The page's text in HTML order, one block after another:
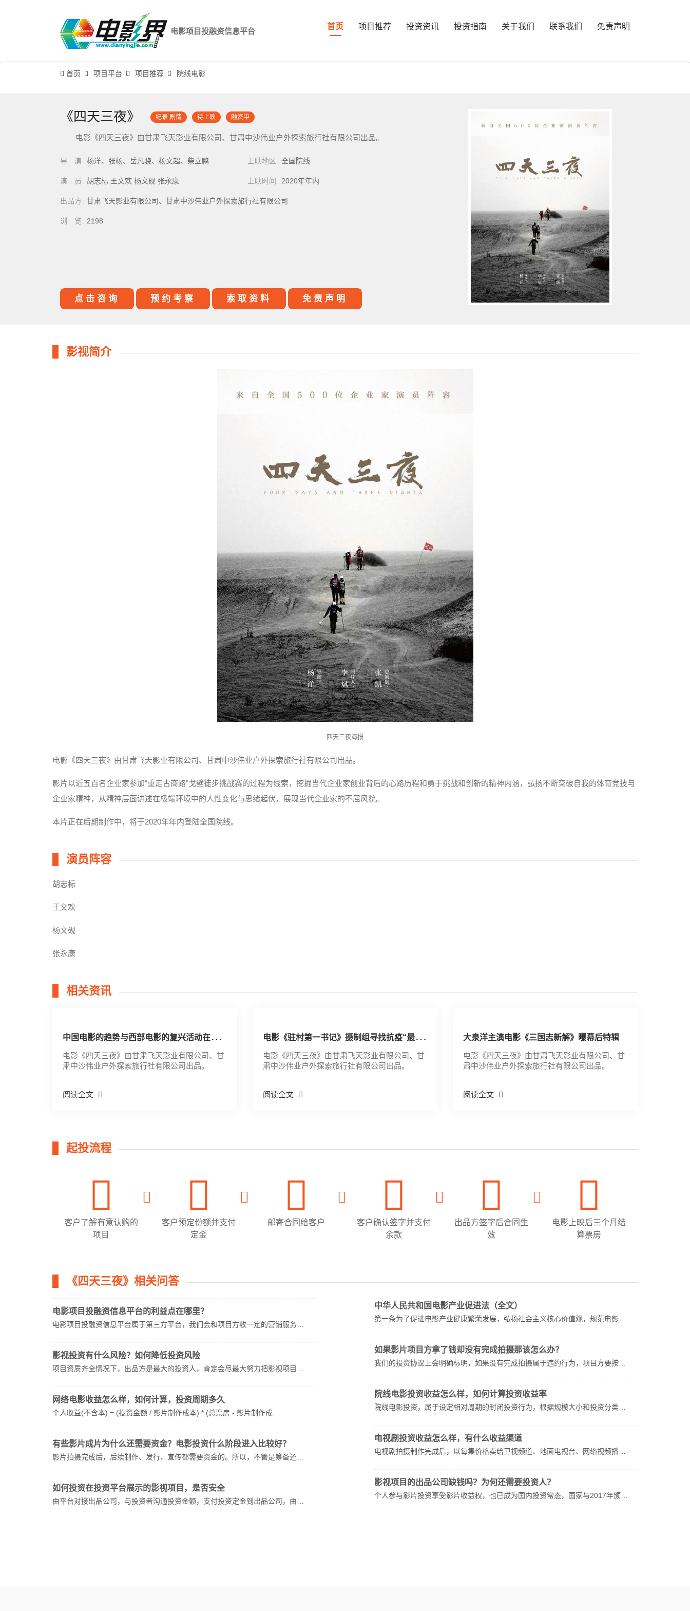
电影项目投融资信息平台
首页 项目推荐 投资资讯 投资指南 关于我们 联系我们 免责声明
首页 项目平台 项目推荐 院线电影
《四天三夜》 纪录 剧情 待上映 融资中
电影《四天三夜》由甘肃飞天影业有限公司、甘肃中沙伟业户外探索旅行社有限公司出品。
导演 杨洋、张杨、岳凡骁、杨文超、柴立鹏 上映地区 全国院线
演员 胡志标 王文欢 杨文砚 张永康 上映时间 2020年年内
出品方 甘肃飞天影业有限公司、甘肃中沙伟业户外探索旅行社有限公司
浏览 2198
点击咨询 预约考察 索取资料 免责声明
影视简介
四天三夜海报
电影《四天三夜》由甘肃飞天影业有限公司、甘肃中沙伟业户外探索旅行社有限公司出品。
影片以近五百名企业家参加“重走古商路”戈壁徒步挑战赛的过程为线索，挖掘当代企业家创业背后的心路历程和勇于挑战和创新的精神内涵，弘扬不断突破自我的体育竞技与
企业家精神，从精神层面讲述在极端环境中的人性变化与思绪起伏，展现当代企业家的不屈风貌。
本片正在后期制作中，将于2020年年内登陆全国院线。
演员阵容
胡志标
王文欢
杨文砚
张永康
相关资讯
中
国电影的趋势与西部电影的复兴活动在西安举办
电影《四天三夜》由甘肃飞天影业有限公司、甘
肃中沙伟业户外探索旅行社有限公司出品。
阅读全文
电
影《驻村第一书记》摄制组寻找抗疫“最美逆行者”
电影《四天三夜》由甘肃飞天影业有限公司、甘
肃中沙伟业户外探索旅行社有限公司出品。
阅读全文
大泉洋主演电影《三国志新解》曝幕后特辑
电影《四天三夜》由甘肃飞天影业有限公司、甘
肃中沙伟业户外探索旅行社有限公司出品。
阅读全文
起投流程
客户了解有意认购的
项目
客户预定份额并支付
定金
邮寄合同给客户
客户确认签字并支付
余款
出品方签字后合同生
效
电影上映后三个月结
算票房
《四天三夜》相关问答
中华人民共和国电影产业促进法（全文）
第一条为了促进电影产业健康繁荣发展，弘扬社会主义核心价值观，规范电影…
电影项目投融资信息平台的利益点在哪里？
电影项目投融资信息平台属于第三方平台，我们会和项目方收一定的营销服务…
如果影片项目方拿了钱却没有完成拍摄那该怎么办？
我们的投资协议上会明确标明，如果没有完成拍摄属于违约行为，项目方要按…
影视投资有什么风险？如何降低投资风险
项目资质齐全情况下，出品方是最大的投资人，肯定会尽最大努力把影视项目…
院线电影投资收益怎么样，如何计算投资收益率
院线电影投资，属于设定相对周期的封闭投资行为，根据规模大小和投资分类…
网络电影收益怎么样，如何计算，投资周期多久
个人收益(不含本) = (投资金额 / 影片制作成本) * (总票房 - 影片制作成…
电视剧投资收益怎么样，有什么收益渠道
电视剧拍摄制作完成后，以每集价格卖给卫视频道、地面电视台、网络视频播…
有些影片成片为什么还需要资金？电影投资什么阶段进入比较好？
影片拍摄完成后，后续制作、发行、宣传都需要资金的。所以，不管是筹备还…
影视项目的出品公司缺钱吗？为何还需要投资人？
个人参与影片投资享受影片收益权，也已成为国内投资常态，国家与2017年颁…
如何投资在投资平台展示的影视项目，是否安全
由平台对接出品公司，与投资者沟通投资金额，支付投资定金到出品公司，由…